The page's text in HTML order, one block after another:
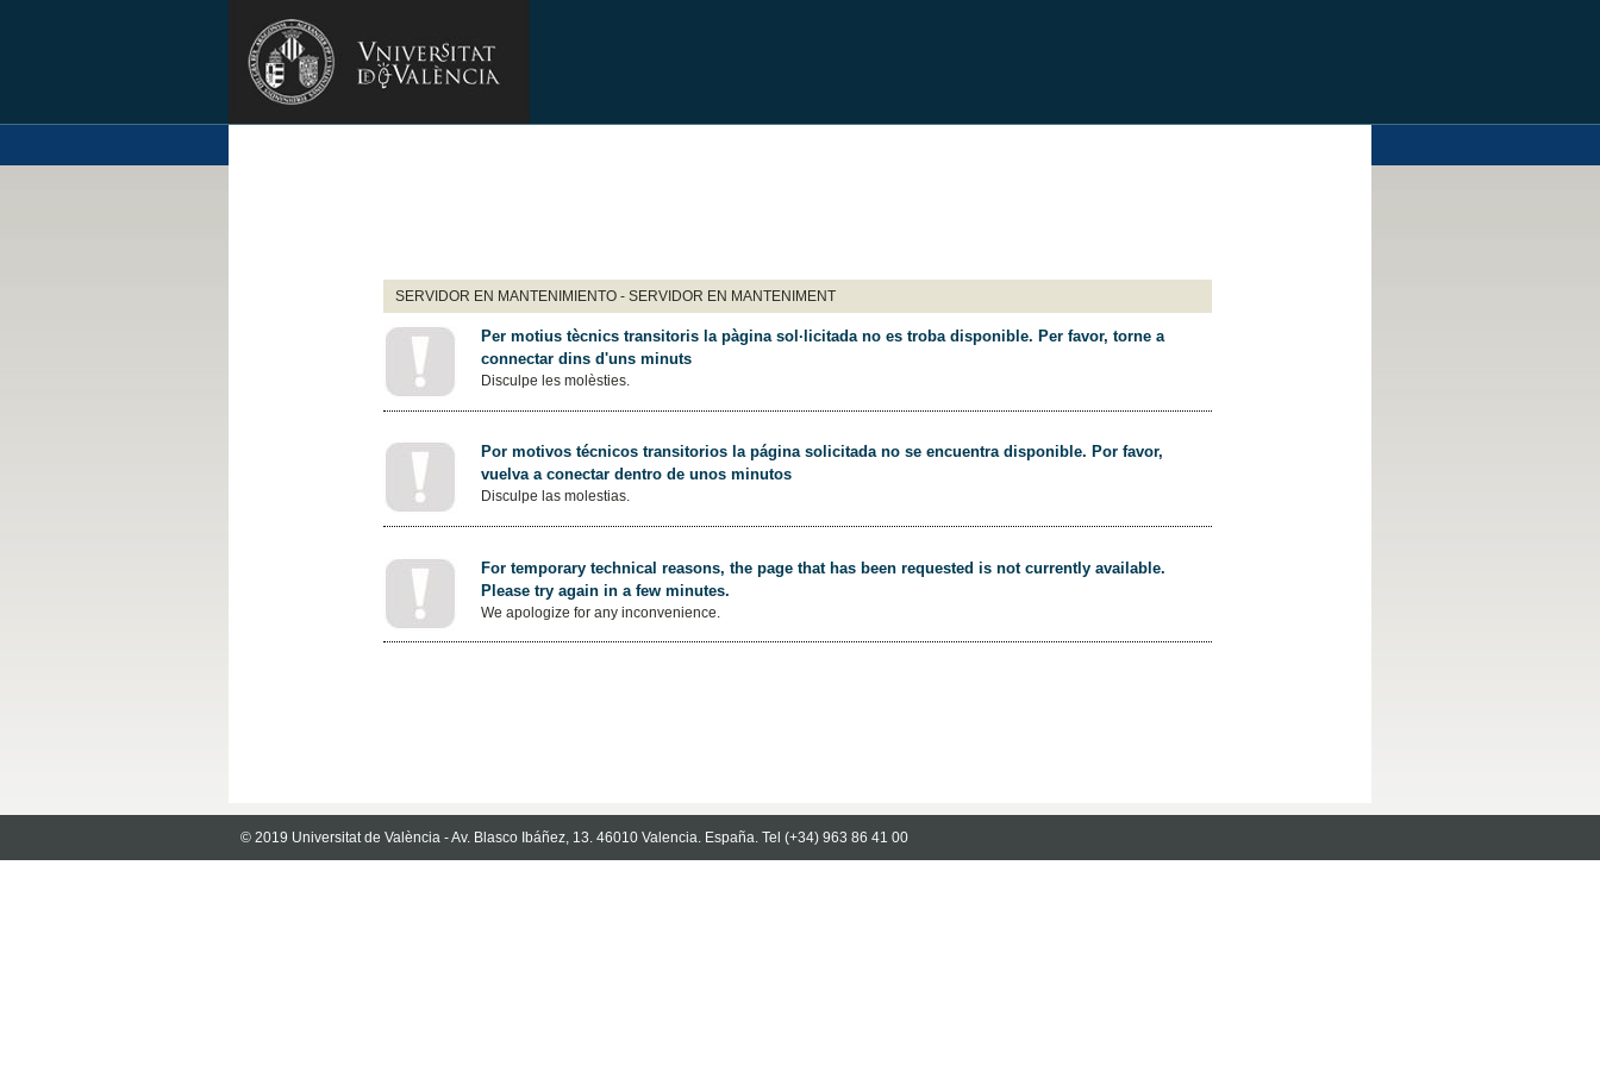
SERVIDOR EN MANTENIMIENTO - SERVIDOR EN MANTENIMENT
Per motius tècnics transitoris la pàgina sol·licitada no es troba disponible. Per favor, torne a
connectar dins d'uns minuts
Disculpe les molèsties.
Por motivos técnicos transitorios la página solicitada no se encuentra disponible. Por favor,
vuelva a conectar dentro de unos minutos
Disculpe las molestias.
For temporary technical reasons, the page that has been requested is not currently available.
Please try again in a few minutes.
We apologize for any inconvenience.
© 2019 Universitat de València - Av. Blasco Ibáñez, 13. 46010 Valencia. España. Tel (+34) 963 86 41 00